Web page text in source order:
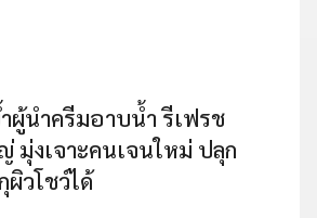
ผู้นำครีมอาบน้ำ รีเฟรช
มุ่งเจาะคนเจนใหม่ ปลุก
ผิวโชว์ได้